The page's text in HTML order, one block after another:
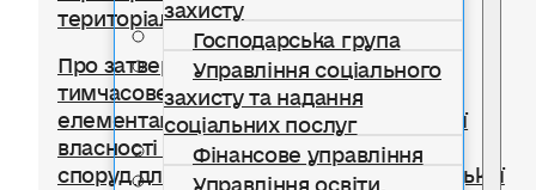
Господарська група
Управління соціального
захисту та надання
соціальних послуг
Фінансове управління
Управління освіти,
територіальної громади
Про затвердження Положення про
тимчасове користування окремими
елементами благоустрою комунальної
власності для розміщення тимчасових
споруд для провадження підприємницької